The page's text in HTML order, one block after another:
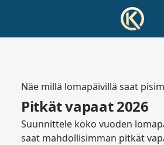
Näe millä lomapäivillä saat
Pitkät vapaat 2026
Suunnittele koko vuoden
saat mahdollisimman pitkät